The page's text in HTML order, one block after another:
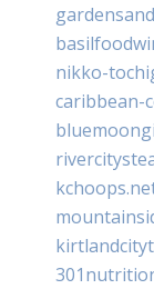
nikko-
caribbean-